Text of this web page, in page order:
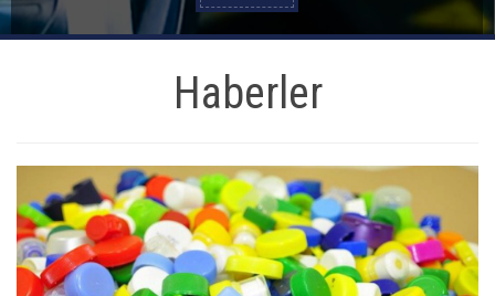
Haberler